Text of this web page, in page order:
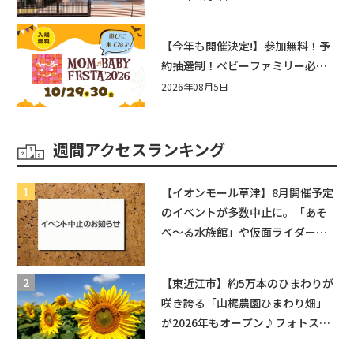
【今年も開催決定!】参加無料！予
約抽選制！ベビーファミリー必見
☆入場無料☆10/29(木)30(金)ママ
2026年08月5日
週間アクセスランキング
【イオンモール草津】8月開催予定
のイベントが多数中止に。「あそ
べ〜る水族館」や仮面ライダーシ
【東近江市】約5万本のひまわりが
咲き誇る「山梶農園ひまわり畑」
が2026年もオープン♪フォトスポ